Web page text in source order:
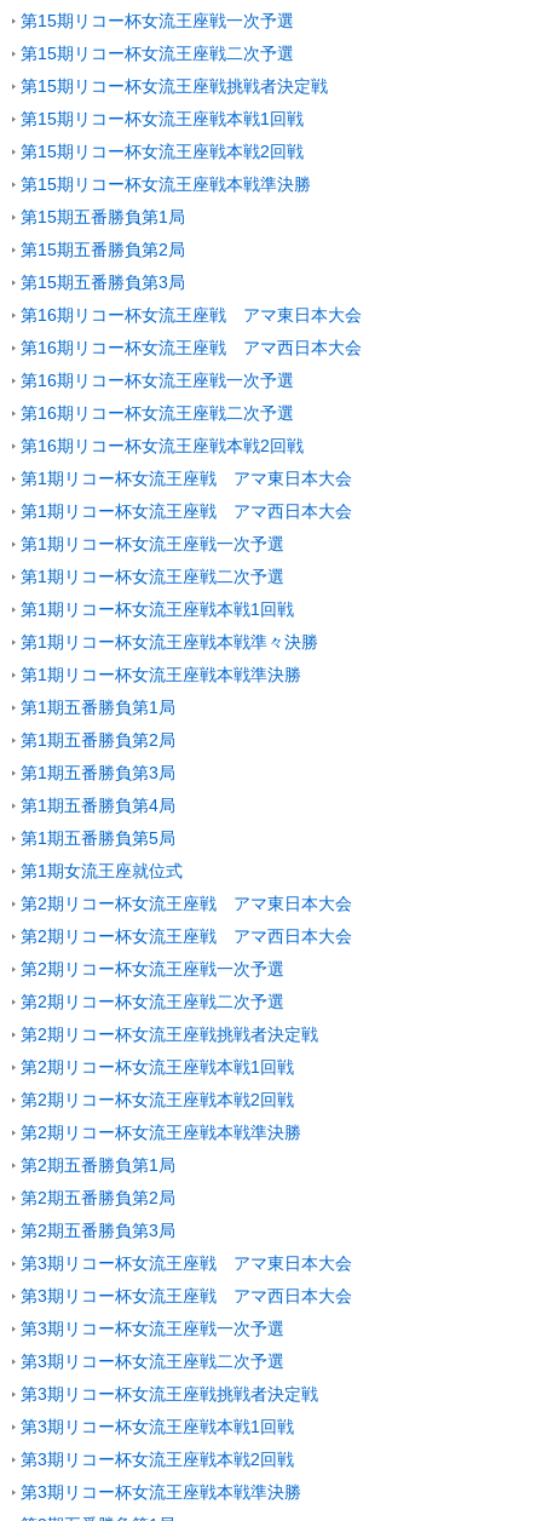
第15期リコー杯女流王座戦一次予選
第15期リコー杯女流王座戦二次予選
第15期リコー杯女流王座戦挑戦者決定戦
第15期リコー杯女流王座戦本戦1回戦
第15期リコー杯女流王座戦本戦2回戦
第15期リコー杯女流王座戦本戦準決勝
第15期五番勝負第1局
第15期五番勝負第2局
第15期五番勝負第3局
第16期リコー杯女流王座戦 アマ東日本大会
第16期リコー杯女流王座戦 アマ西日本大会
第16期リコー杯女流王座戦一次予選
第16期リコー杯女流王座戦二次予選
第16期リコー杯女流王座戦本戦2回戦
第1期リコー杯女流王座戦 アマ東日本大会
第1期リコー杯女流王座戦 アマ西日本大会
第1期リコー杯女流王座戦一次予選
第1期リコー杯女流王座戦二次予選
第1期リコー杯女流王座戦本戦1回戦
第1期リコー杯女流王座戦本戦準々決勝
第1期リコー杯女流王座戦本戦準決勝
第1期五番勝負第1局
第1期五番勝負第2局
第1期五番勝負第3局
第1期五番勝負第4局
第1期五番勝負第5局
第1期女流王座就位式
第2期リコー杯女流王座戦 アマ東日本大会
第2期リコー杯女流王座戦 アマ西日本大会
第2期リコー杯女流王座戦一次予選
第2期リコー杯女流王座戦二次予選
第2期リコー杯女流王座戦挑戦者決定戦
第2期リコー杯女流王座戦本戦1回戦
第2期リコー杯女流王座戦本戦2回戦
第2期リコー杯女流王座戦本戦準決勝
第2期五番勝負第1局
第2期五番勝負第2局
第2期五番勝負第3局
第3期リコー杯女流王座戦 アマ東日本大会
第3期リコー杯女流王座戦 アマ西日本大会
第3期リコー杯女流王座戦一次予選
第3期リコー杯女流王座戦二次予選
第3期リコー杯女流王座戦挑戦者決定戦
第3期リコー杯女流王座戦本戦1回戦
第3期リコー杯女流王座戦本戦2回戦
第3期リコー杯女流王座戦本戦準決勝